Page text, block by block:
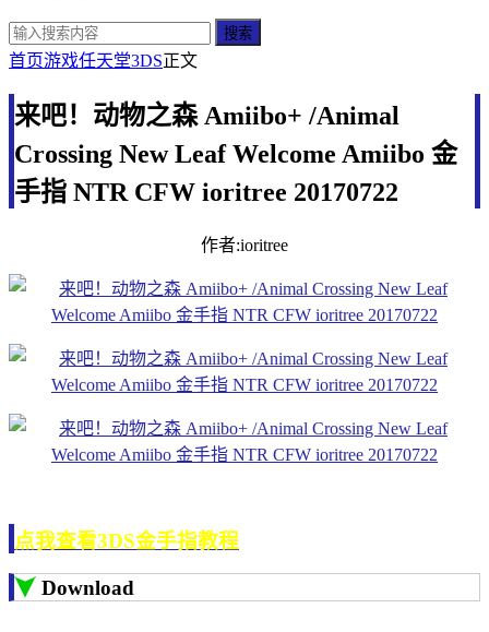
搜索
首页游戏任天堂3DS正文
来吧！动物之森 Amiibo+ /Animal
Crossing New Leaf Welcome Amiibo 金
手指 NTR CFW ioritree 20170722
作者:ioritree
点我查看3DS金手指教程
Download